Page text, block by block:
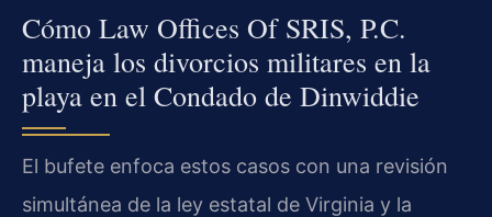
Cómo Law Offices Of SRIS, P.C.
maneja los divorcios militares en la
playa en el Condado de Dinwiddie
El bufete enfoca estos casos con una revisión
simultánea de la ley estatal de Virginia y la